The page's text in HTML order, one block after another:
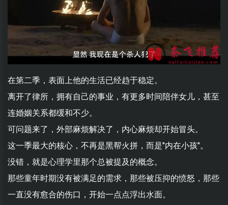
在第二季，表面上他的生活已经趋于稳定。
离开了律所，拥有自己的事业，有更多时间陪伴女儿，甚至
连婚姻关系都缓和不少。
可问题来了，外部麻烦解决了，内心麻烦却开始冒头。
这一季最大的核心，不再是黑帮火拼，而是"内在小孩"。
没错，就是心理学里那个总被提及的概念。
那些童年时期没有被满足的需求，那些被压抑的愤怒，那些
一直没有愈合的伤口，开始一点点浮出水面。